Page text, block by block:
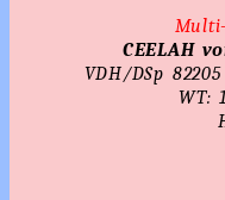
CEELAH
VDH/DSp 82205
WT: